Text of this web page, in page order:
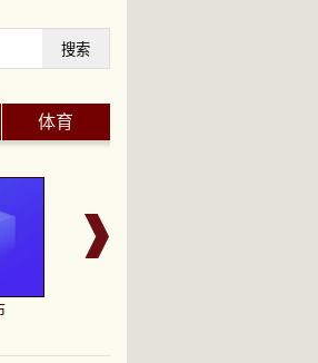
搜索
体育